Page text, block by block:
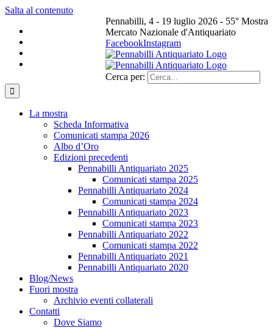
Salta al contenuto
Pennabilli, 4 - 19 luglio 2026 - 55° Mostra
Mercato Nazionale d'Antiquariato
FacebookInstagram
Cerca per:
La mostra
Scheda Informativa
Comunicati stampa 2026
Albo d’Oro
Edizioni precedenti
Pennabilli Antiquariato 2025
Comunicati stampa 2025
Pennabilli Antiquariato 2024
Comunicati stampa 2024
Pennabilli Antiquariato 2023
Comunicati stampa 2023
Pennabilli Antiquariato 2022
Comunicati stampa 2022
Pennabilli Antiquariato 2021
Pennabilli Antiquariato 2020
Blog/News
Fuori mostra
Archivio eventi collaterali
Contatti
Dove Siamo